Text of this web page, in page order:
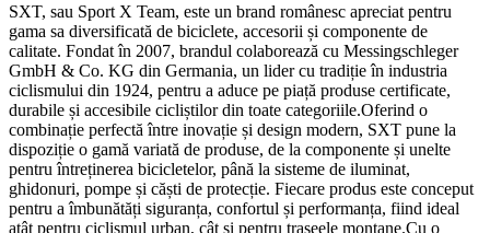
SXT, sau Sport X Team, este un brand românesc apreciat pentru
gama sa diversificată de biciclete, accesorii și componente de
calitate. Fondat în 2007, brandul colaborează cu Messingschleger
GmbH & Co. KG din Germania, un lider cu tradiție în industria
ciclismului din 1924, pentru a aduce pe piață produse certificate,
durabile și accesibile cicliștilor din toate categoriile.Oferind o
combinație perfectă între inovație și design modern, SXT pune la
dispoziție o gamă variată de produse, de la componente și unelte
pentru întreținerea bicicletelor, până la sisteme de iluminat,
ghidonuri, pompe și căști de protecție. Fiecare produs este conceput
pentru a îmbunătăți siguranța, confortul și performanța, fiind ideal
atât pentru ciclismul urban, cât și pentru traseele montane.Cu o